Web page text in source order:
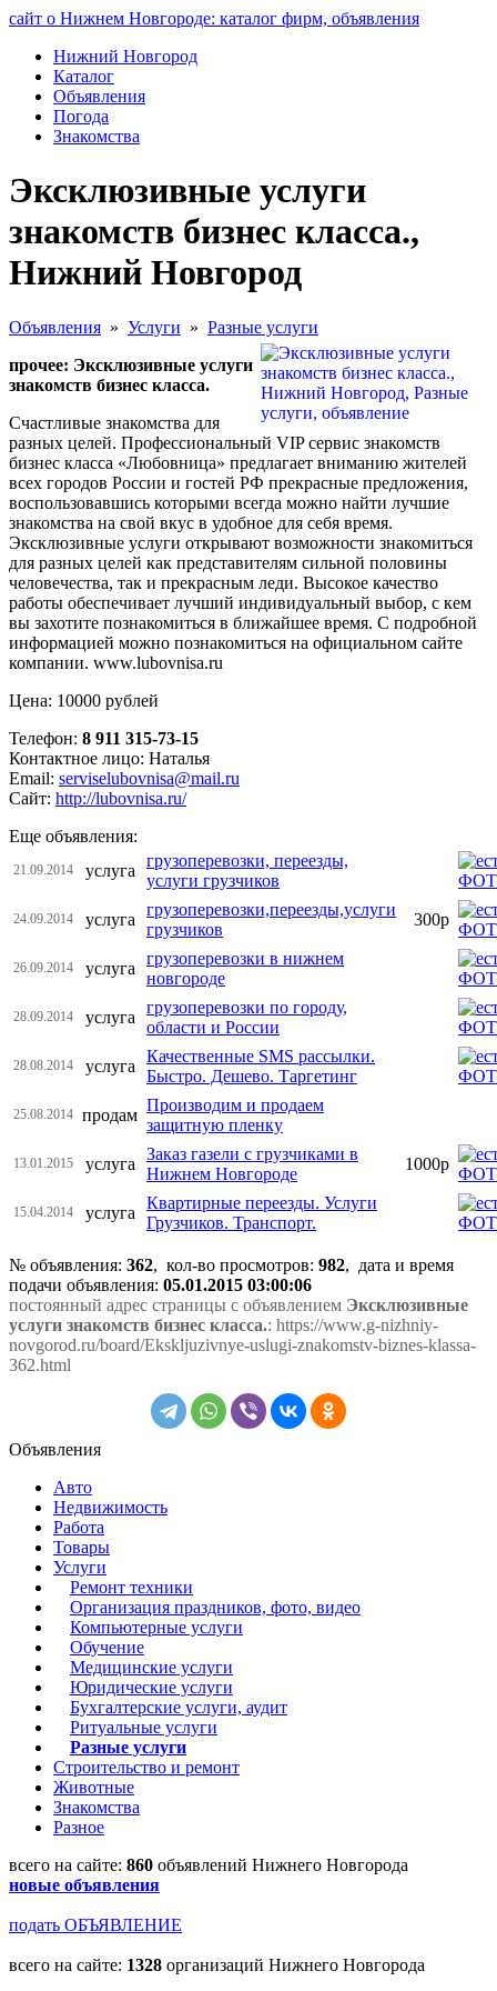
сайт о Нижнем Новгороде: каталог фирм, объявления
Нижний Новгород
Каталог
Объявления
Погода
Знакомства
Эксклюзивные услуги
знакомств бизнес класса.,
Нижний Новгород
Объявления » Услуги » Разные услуги
прочее: Эксклюзивные услуги
знакомств бизнес класса.
Счастливые знакомства для
разных целей. Профессиональный VIP сервис знакомств
бизнес класса «Любовница» предлагает вниманию жителей
всех городов России и гостей РФ прекрасные предложения,
воспользовавшись которыми всегда можно найти лучшие
знакомства на свой вкус в удобное для себя время.
Эксклюзивные услуги открывают возможности знакомиться
для разных целей как представителям сильной половины
человечества, так и прекрасным леди. Высокое качество
работы обеспечивает лучший индивидуальный выбор, с кем
вы захотите познакомиться в ближайшее время. С подробной
информацией можно познакомиться на официальном сайте
компании. www.lubovnisa.ru
Цена: 10000 рублей
Телефон: 8 911 315-73-15
Контактное лицо: Наталья
Email: serviselubovnisa@mail.ru
Сайт: http://lubovnisa.ru/
Еще объявления:
21.09.2014 услуга
грузоперевозки, переезды,
услуги грузчиков
24.09.2014 услуга
грузоперевозки,переезды,услуги
грузчиков
300р
26.09.2014 услуга
грузоперевозки в нижнем
новгороде
28.09.2014 услуга
грузоперевозки по городу,
области и России
28.08.2014 услуга
Качественные SMS рассылки.
Быстро. Дешево. Таргетинг
25.08.2014 продам
Производим и продаем
защитную пленку
13.01.2015 услуга
Заказ газели с грузчиками в
Нижнем Новгороде
1000р
15.04.2014 услуга
Квартирные переезды. Услуги
Грузчиков. Транспорт.
№ объявления: 362, кол-во просмотров: 982, дата и время
подачи объявления: 05.01.2015 03:00:06
постоянный адрес страницы с объявлением Эксклюзивные
услуги знакомств бизнес класса.: https://www.g-nizhniy-
novgorod.ru/board/Ekskljuzivnye-uslugi-znakomstv-biznes-klassa-
362.html
Объявления
Авто
Недвижимость
Работа
Товары
Услуги
Ремонт техники
Организация праздников, фото, видео
Компьютерные услуги
Обучение
Медицинские услуги
Юридические услуги
Бухгалтерские услуги, аудит
Ритуальные услуги
Разные услуги
Строительство и ремонт
Животные
Знакомства
Разное
всего на сайте: 860 объявлений Нижнего Новгорода
новые объявления
подать ОБЪЯВЛЕНИЕ
всего на сайте: 1328 организаций Нижнего Новгорода